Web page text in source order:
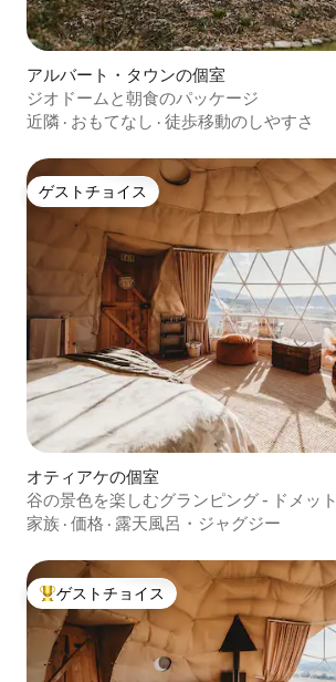
アルバート・タウンの個室
ジオドームと朝食のパッケージ
近隣 · おもてなし · 徒歩移動のしやすさ
ゲストチョイス
ゲストチョイス
オティアケの個室
谷の景色を楽しむグランピング - ドメッ
家族 · 価格 · 露天風呂・ジャグジー
大好評のゲストチョイスです。
ゲストチョイス